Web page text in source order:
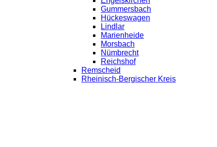
Gummersbach
Hückeswagen
Lindlar
Marienheide
Morsbach
Nümbrecht
Reichshof
Remscheid
Rheinisch-Bergischer Kreis